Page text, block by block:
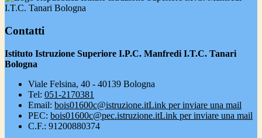
I.T.C. Tanari Bologna
Contatti
Istituto Istruzione Superiore I.P.C. Manfredi I.T.C. Tanari
Bologna
Viale Felsina, 40 - 40139 Bologna
Tel: 051-2170381
Email: bois01600c@istruzione.itLink per inviare una mail
PEC: bois01600c@pec.istruzione.itLink per inviare una mail
C.F.: 91200880374